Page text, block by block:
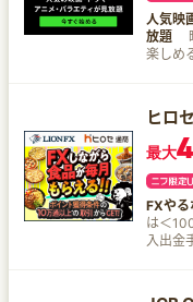
チ決済
異なり
認くだ
ります
ん。ポ
くださ
ント加
ード現
気取引
象のコ
会員コ
級（
象、自
能！ PC機能も充実 取引所ならBTCの取引手数料
無料！ ビットコイン現物取引高2カ月連続「国内
引が可能な
のマネ
ティ体
応、サ
キュリ
インタ
るため
構築を
完了 さまざまな日本円の入金方法 入金は銀行振
人気映
放題
楽しめ
は独
ィ作品
頭に
や、音
Huluで
り揃えています。 ま
ーツな
【レン
最新映
ヒロ
最大
FXやる
は＜
入出金手数料